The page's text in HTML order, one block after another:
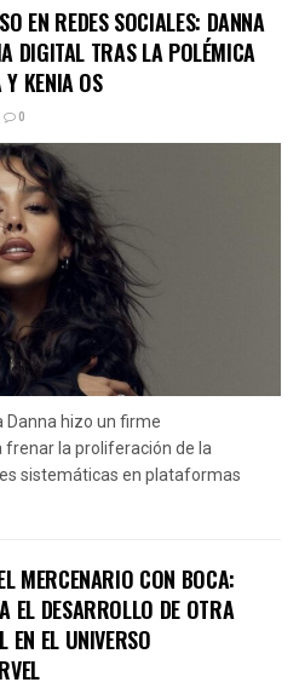
EN REDES SOCIALES: DANNA
DIGITAL TRAS LA POLÉMICA
Y KENIA OS
0
Danna hizo un firme
la proliferación de la
sistemáticas en plataformas
MERCENARIO CON BOCA:
EL DESARROLLO DE OTRA
EN EL UNIVERSO